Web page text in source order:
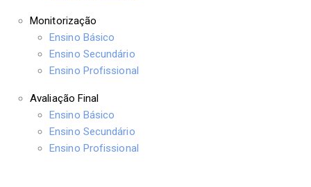
Monitorização
Ensino Básico
Ensino Secundário
Ensino Profissional
Avaliação Final
Ensino Básico
Ensino Secundário
Ensino Profissional